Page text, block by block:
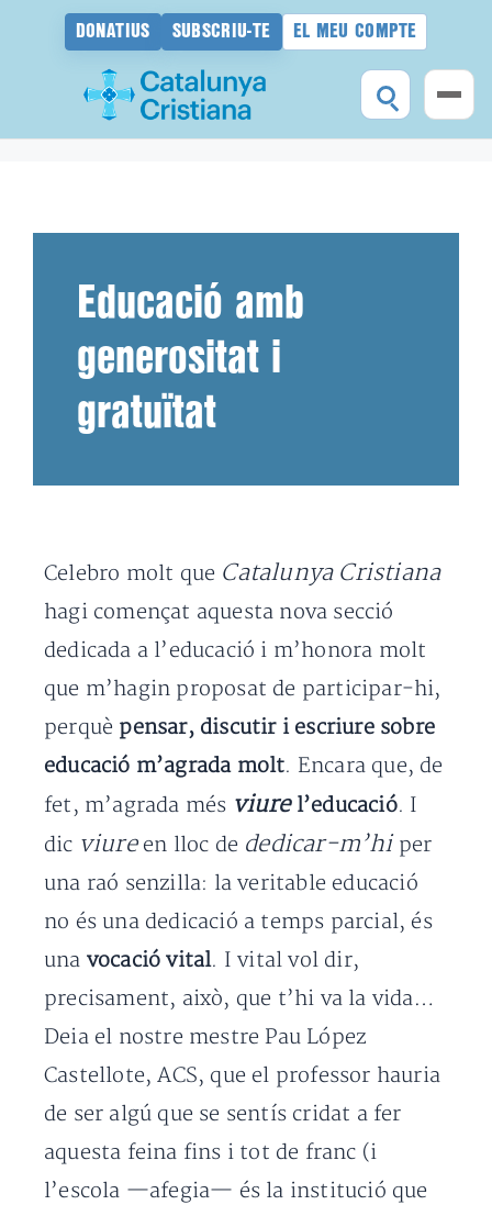
DONATIUS SUBSCRIU-TE EL MEU COMPTE
Educació amb
generositat i
gratuïtat
Celebro molt que Catalunya Cristiana
hagi començat aquesta nova secció
dedicada a l’educació i m’honora molt
que m’hagin proposat de participar-hi,
perquè pensar, discutir i escriure sobre
educació m’agrada molt. Encara que, de
fet, m’agrada més viurel’educació. I
dic viureen lloc de dedicar-m’hi per
una raó senzilla: la veritable educació
no és una dedicació a temps parcial, és
una vocació vital. I vital vol dir,
precisament, això, que t’hi va la vida…
Deia el nostre mestre Pau López
Castellote, ACS, que el professor hauria
de ser algú que se sentís cridat a fer
aquesta feina fins i tot de franc (i
l’escola —afegia— és la institució que